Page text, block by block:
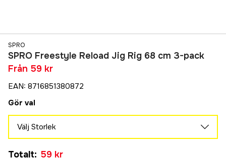
SPRO
SPRO Freestyle Reload Jig Rig 68 cm 3-pack
Från 59 kr
EAN: 8716851380872
Gör val
Välj Storlek
59 kr
Totalt: 59 kr